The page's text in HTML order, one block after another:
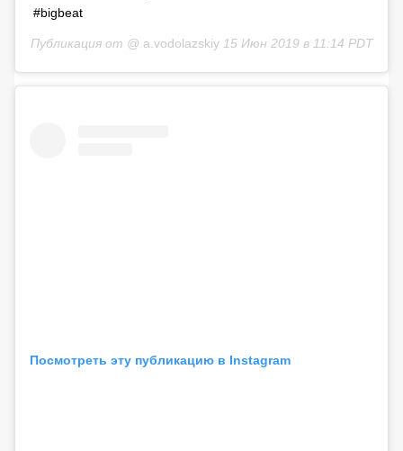
#bigbeat
Публикация от @ a.vodolazskiy 15 Июн 2019 в 11:14 PDT
Посмотреть эту публикацию в Instagram